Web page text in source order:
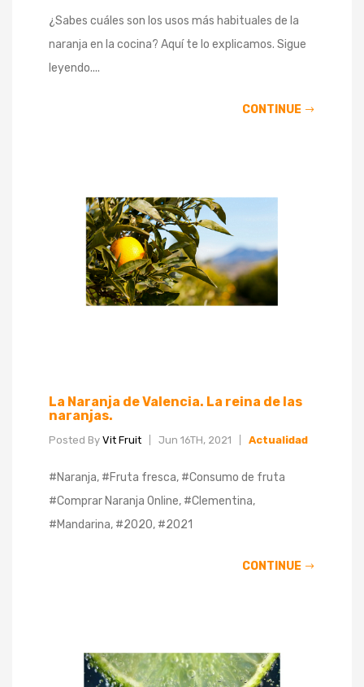
¿Sabes cuáles son los usos más habituales de la
naranja en la cocina? Aquí te lo explicamos. Sigue
leyendo....
CONTINUE
La Naranja de Valencia. La reina de las
naranjas.
Posted By Vit Fruit Jun 16TH, 2021 Actualidad
#Naranja, #Fruta fresca, #Consumo de fruta
#Comprar Naranja Online, #Clementina,
#Mandarina, #2020, #2021
CONTINUE